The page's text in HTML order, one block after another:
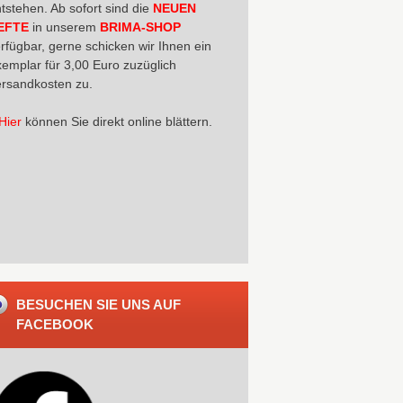
Ab sofort sind die NEUEN
in unserem BRIMA-SHOP
gerne schicken wir Ihnen ein
für 3,00 Euro zuzüglich
zu.
können Sie direkt online blättern.
BESUCHEN SIE UNS AUF
FACEBOOK